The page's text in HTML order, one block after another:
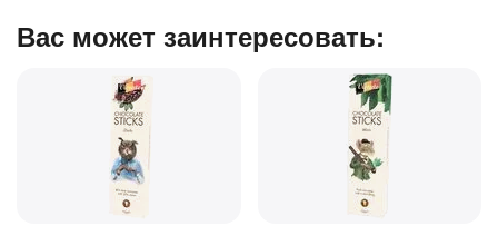
Вас может заинтересовать: